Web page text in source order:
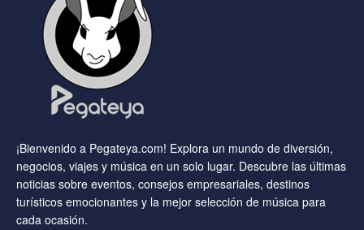
¡Bienvenido a Pegateya.com! Explora un mundo de diversión,
negocios, viajes y música en un solo lugar. Descubre las últimas
noticias sobre eventos, consejos empresariales, destinos
turísticos emocionantes y la mejor selección de música para
cada ocasión.